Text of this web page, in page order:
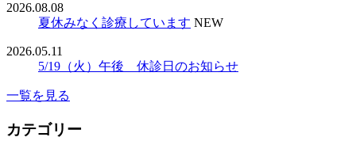
2026.08.08
夏休みなく診療しています NEW
2026.05.11
5/19（火）午後 休診日のお知らせ
一覧を見る
カテゴリー